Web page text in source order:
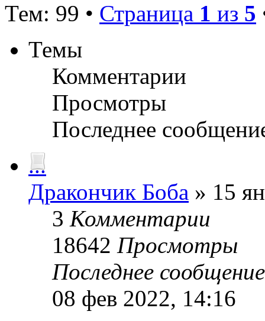
Тем: 99 • Страница 1 из 5
Темы
Комментарии
Просмотры
Последнее
...
Дракончик Боба » 15
3 Комментарии
18642 Просмотры
Последнее
08 фев 2022, 14:16